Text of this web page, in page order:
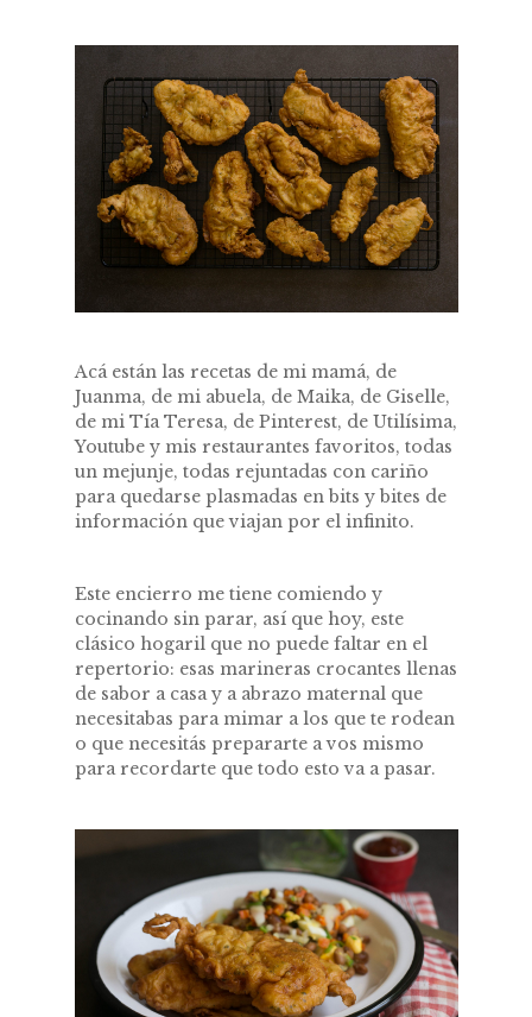
Acá están las recetas de mi mamá, de
Juanma, de mi abuela, de Maika, de Giselle,
de mi Tía Teresa, de Pinterest, de Utilísima,
Youtube y mis restaurantes favoritos, todas
un mejunje, todas rejuntadas con cariño
para quedarse plasmadas en bits y bites de
información que viajan por el infinito.
Este encierro me tiene comiendo y
cocinando sin parar, así que hoy, este
clásico hogaril que no puede faltar en el
repertorio: esas marineras crocantes llenas
de sabor a casa y a abrazo maternal que
necesitabas para mimar a los que te rodean
o que necesitás prepararte a vos mismo
para recordarte que todo esto va a pasar.